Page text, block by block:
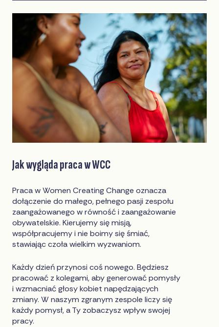
Jak wygląda praca w WCC
Praca w Women Creating Change oznacza
dołączenie do małego, pełnego pasji zespołu
zaangażowanego w równość i zaangażowanie
obywatelskie. Kierujemy się misją,
współpracujemy i nie boimy się śmiać,
stawiając czoła wielkim wyzwaniom.
Każdy dzień przynosi coś nowego. Będziesz
pracować z kolegami, aby generować pomysły
i wzmacniać głosy kobiet napędzających
zmiany. W naszym zgranym zespole liczy się
każdy pomysł, a Ty zobaczysz wpływ swojej
pracy.